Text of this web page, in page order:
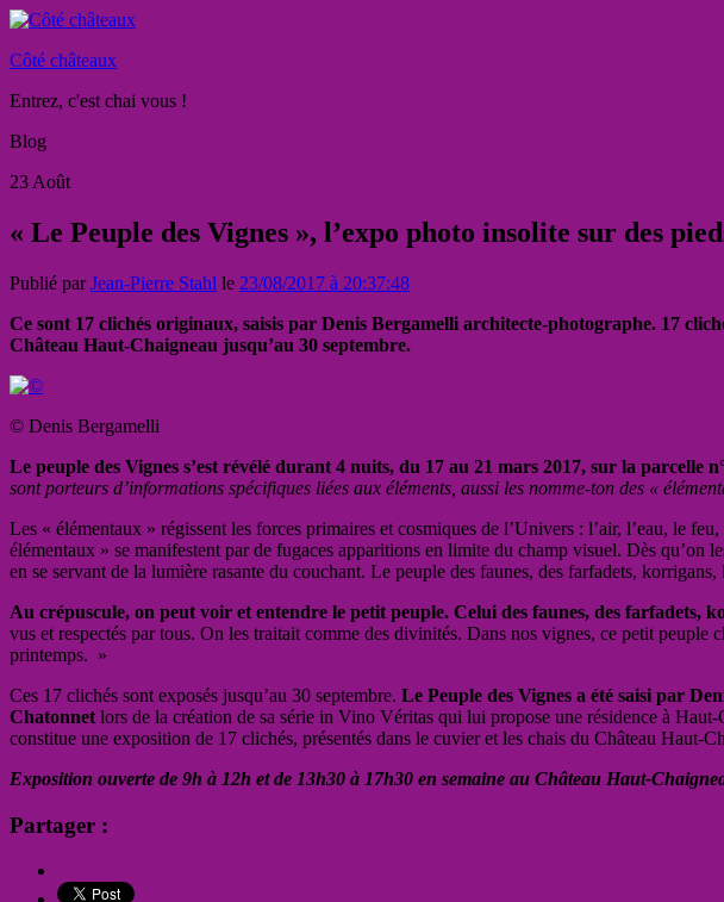
Côté châteaux
Entrez, c'est chai vous !
Blog
23 Août
« Le Peuple des Vignes », l’expo photo insolite sur des
Publié parJean-Pierre Stahl le 23/08/2017 à 20:37:48
Ce sont 17 clichés originaux, saisis par Denis Bergamelli architecte-photographe. 17
Château Haut-Chaigneau jusqu’au 30 septembre.
© Denis Bergamelli
Le peuple des Vignes s’est révélé durant 4 nuits, du 17 au 21 mars 2017, sur la parcelle
sont porteurs d’informations spécifiques liées aux éléments, aussi les nomme-ton des «
Les « élémentaux » régissent les forces primaires et cosmiques de l’Univers : l’air, l’eau, le
élémentaux » se manifestent par de fugaces apparitions en limite du champ visuel. Dès
en se servant de la lumière rasante du couchant. Le peuple des faunes, des farfadets,
Au crépuscule, on peut voir et entendre le petit peuple. Celui des faunes, des farfadets,
vus et respectés par tous. On les traitait comme des divinités. Dans nos vignes, ce petit
printemps. »
Ces 17 clichés sont exposés jusqu’au 30 septembre. Le Peuple des Vignes a été saisi par
Chatonnet lors de la création de sa série in Vino Véritas qui lui propose une résidence à
constitue une exposition de 17 clichés, présentés dans le cuvier et les chais du Château Haut-
Exposition ouverte de 9h à 12h et de 13h30 à 17h30 en semaine au Château Haut-
Partager :